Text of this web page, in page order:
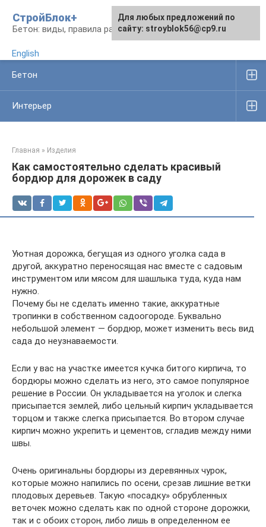
контенту
СтройБлок+
Бетон: виды, правила работы, изделия
English
Бетон
Интерьер
Главная » Изделия
Как самостоятельно сделать красивый
бордюр для дорожек в саду
Уютная дорожка, бегущая из одного уголка сада в
другой, аккуратно переносящая нас вместе с садовым
инструментом или мясом для шашлыка туда, куда нам
нужно.
Почему бы не сделать именно такие, аккуратные
тропинки в собственном садоогороде. Буквально
небольшой элемент — бордюр, может изменить весь вид
сада до неузнаваемости.
Если у вас на участке имеется кучка битого кирпича, то
бордюры можно сделать из него, это самое популярное
решение в России. Он укладывается на уголок и слегка
присыпается землей, либо цельный кирпич укладывается
торцом и также слегка присыпается. Во втором случае
кирпич можно укрепить и цементов, сгладив между ними
швы.
Очень оригинальны бордюры из деревянных чурок,
которые можно напились по осени, срезав лишние ветки
плодовых деревьев. Такую «посадку» обрубленных
веточек можно сделать как по одной стороне дорожки,
так и с обоих сторон, либо лишь в определенном ее
Для любых предложений по
сайту: stroyblok56@cp9.ru
Для любых предложений по
сайту: stroyblok56@cp9.ru